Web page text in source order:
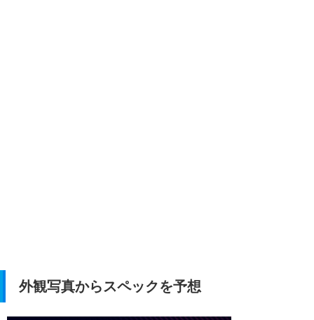
外観写真からスペックを予想